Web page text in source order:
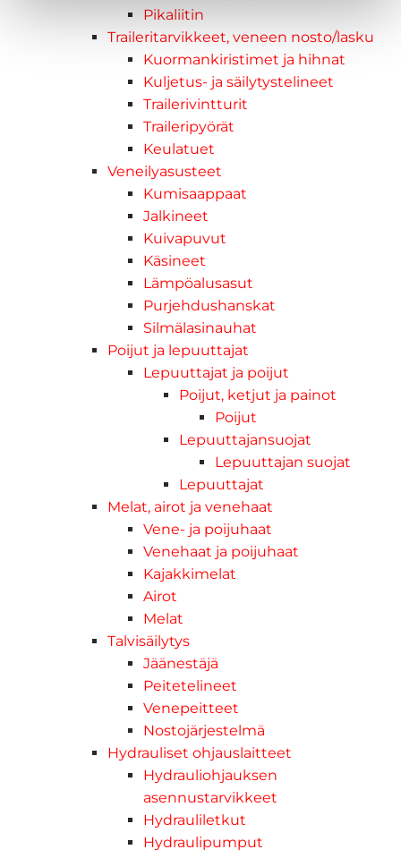
Pikaliitin
Traileritarvikkeet, veneen nosto/lasku
Kuormankiristimet ja hihnat
Kuljetus- ja säilytystelineet
Trailerivintturit
Traileripyörät
Keulatuet
Veneilyasusteet
Kumisaappaat
Jalkineet
Kuivapuvut
Käsineet
Lämpöalusasut
Purjehdushanskat
Silmälasinauhat
Poijut ja lepuuttajat
Lepuuttajat ja poijut
Poijut, ketjut ja painot
Poijut
Lepuuttajansuojat
Lepuuttajan suojat
Lepuuttajat
Melat, airot ja venehaat
Vene- ja poijuhaat
Venehaat ja poijuhaat
Kajakkimelat
Airot
Melat
Talvisäilytys
Jäänestäjä
Peitetelineet
Venepeitteet
Nostojärjestelmä
Hydrauliset ohjauslaitteet
Hydrauliohjauksen
asennustarvikkeet
Hydrauliletkut
Hydraulipumput